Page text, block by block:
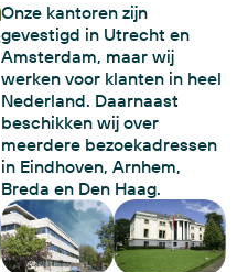
Onze kantoren zijn
gevestigd in Utrecht en
Amsterdam, maar wij
werken voor klanten in heel
Nederland. Daarnaast
beschikken wij over
meerdere bezoekadressen
in Eindhoven, Arnhem,
Breda en Den Haag.